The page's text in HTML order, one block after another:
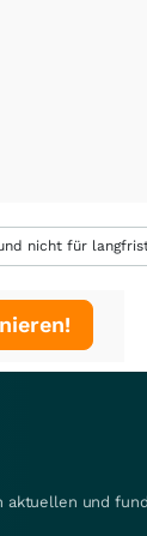
nicht für
aktuellen und